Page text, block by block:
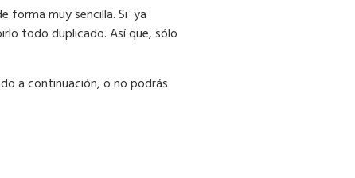
forma muy sencilla. Si ya
todo duplicado. Así que, sólo
a continuación, o no podrás